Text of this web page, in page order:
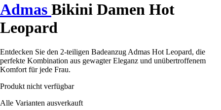
Admas Bikini Damen Hot
Leopard
Entdecken Sie den 2-teiligen Badeanzug Admas Hot Leopard, die
perfekte Kombination aus gewagter Eleganz und unübertroffenem
Komfort für jede Frau.
Produkt nicht verfügbar
Alle Varianten ausverkauft